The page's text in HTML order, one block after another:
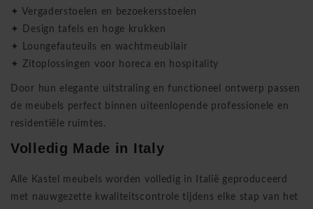
✦ Vergaderstoelen en bezoekersstoelen
✦ Design tafels en hoge krukken
✦ Loungefauteuils en wachtmeubilair
✦ Zitoplossingen voor horeca en hospitality
Door hun elegante uitstraling en functioneel ontwerp passen
de meubels perfect binnen uiteenlopende professionele en
residentiële ruimtes.
Volledig Made in Italy
Alle Kastel meubels worden volledig in Italië geproduceerd
met nauwgezette kwaliteitscontrole tijdens elke stap van het